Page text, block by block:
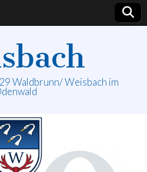
Waldbrunn/ Weisbach im